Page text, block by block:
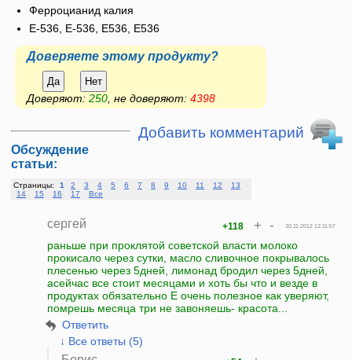
Ферроцианид калия
E-536, Е-536, Е536, E536
Доверяете этому продукту?
Да Нет
Доверяют: 250, не доверяют: 4398
Добавить комментарий
Обсуждение
статьи:
Страницы: 1 2 3 4 5 6 7 8 9 10 11 12
13
14
15 16 17 Все
сергей 30.11.2012 12:11:57
+118 + -
раньше при проклятой советской власти молоко
прокисало через сутки, масло сливочное покрывалось
плесенью через 5дней, лимонад бродил через 5дней,
асейчас все стоит месяцами и хоть бы что и везде в
продуктах обязательно Е очень полезное как уверяют,
помрешь месяца три не завоняешь- красота...
Ответить
↓ Все ответы (5)